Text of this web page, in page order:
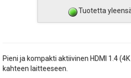
Tuotetta
Pieni ja kompakti aktiivinen HDMI 1.4
kahteen laitteeseen.